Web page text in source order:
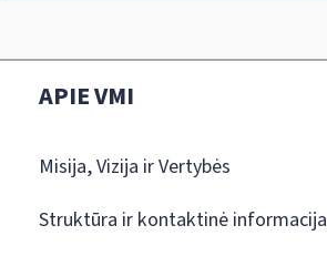
APIE VMI
Misija, Vizija ir Vertybės
Struktūra ir kontaktinė informacija